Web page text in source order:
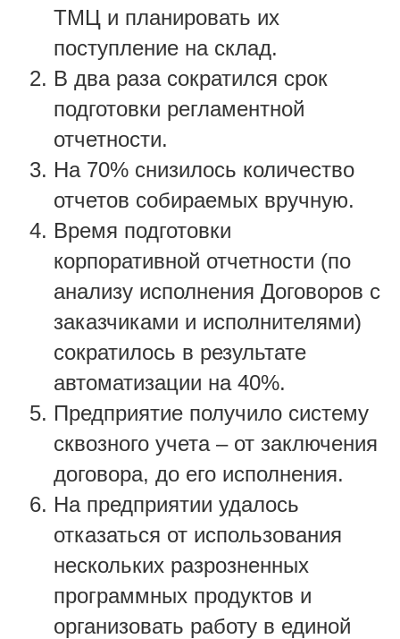
ТМЦ и планировать их
поступление на склад.
В два раза сократился срок
подготовки регламентной
отчетности.
На 70% снизилось количество
отчетов собираемых вручную.
Время подготовки
корпоративной отчетности (по
анализу исполнения Договоров с
заказчиками и исполнителями)
сократилось в результате
автоматизации на 40%.
Предприятие получило систему
сквозного учета – от заключения
договора, до его исполнения.
На предприятии удалось
отказаться от использования
нескольких разрозненных
программных продуктов и
организовать работу в единой